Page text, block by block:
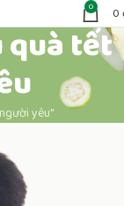
0 0
quà tết
yêu"